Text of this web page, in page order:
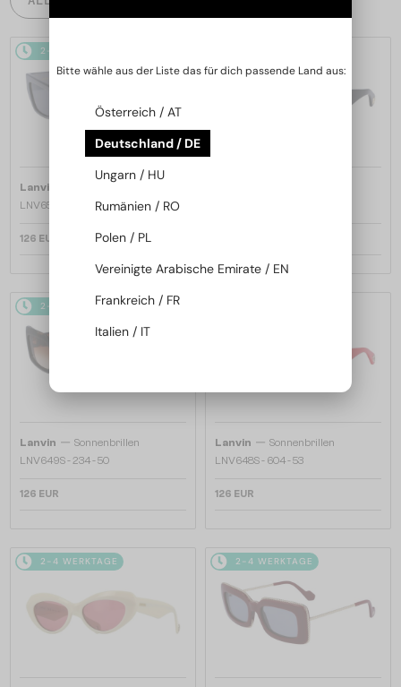
2-4 WERKTAGE
Lanvin
LNV652S - 058 - 55
126 EUR
2-4 WERKTAGE
Lanvin — Sonnenbrillen
LNV649S - 234 - 50
126 EUR
Lanvin — Sonnenbrillen
LNV648S - 604 - 53
126 EUR
2-4 WERKTAGE 2-4 WERKTAGE
Bitte wähle aus der Liste das für dich passende Land aus:
Österreich / AT
Deutschland / DE
Ungarn / HU
Rumänien / RO
Polen / PL
Vereinigte Arabische Emirate / EN
Frankreich / FR
Italien / IT